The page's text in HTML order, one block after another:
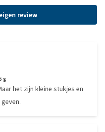
review
g
het zijn kleine stukjes en